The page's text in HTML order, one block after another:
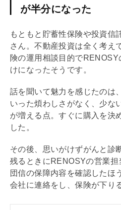
が半分になった
もともと貯蓄性保険や投資信
さん。不動産投資は全く考え
険の運用相談目的でRENOSY
けになったそうです。
話を聞いて魅力を感じたのは
いった煩わしさがなく、少な
が増える点。すぐに購入を決
した。
その後、思いがけずがんと診
残るときにRENOSYの営業担
団信の保障内容を確認したほ
会社に連絡をし、保険が下り